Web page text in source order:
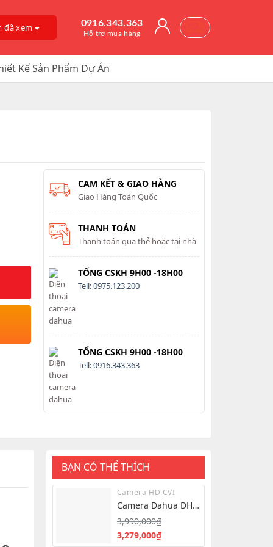
đã xem 0916.343.363
Hỗ trợ mua hàng
Kế Sản Phẩm Dự Án
CAM KẾT & GIAO HÀNG
Giao Hàng Toàn Quốc
THANH TOÁN
Thanh toán qua thẻ hoặc tại nhà
TỔNG CSKH 9H00 -18H00
Tell: 0975.123.200
TỔNG CSKH 9H00 -18H00
Tell: 0916.343.363
BẠN CÓ THỂ THÍCH
Camera HD CVI
Camera Dahua DH-
IPC-HFW2849S-S-IL
8.0MP – Hình Ảnh
4K Siêu Nét
3,990,000₫
Giá
3,279,000₫
Giá